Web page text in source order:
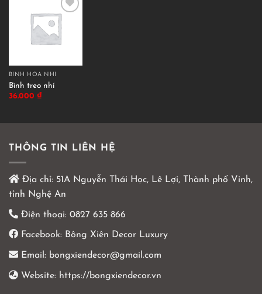
BÌNH HOA NHÍ
Bình treo nhí
36.000 ₫
THÔNG TIN LIÊN HỆ
Địa chỉ: 51A Nguyễn Thái Học, Lê Lợi, Thành phố Vinh,
tỉnh Nghệ An
Điện thoại: 0827 635 866
Facebook: Bông Xiên Decor Luxury
Email: bongxiendecor@gmail.com
Website: https://bongxiendecor.vn